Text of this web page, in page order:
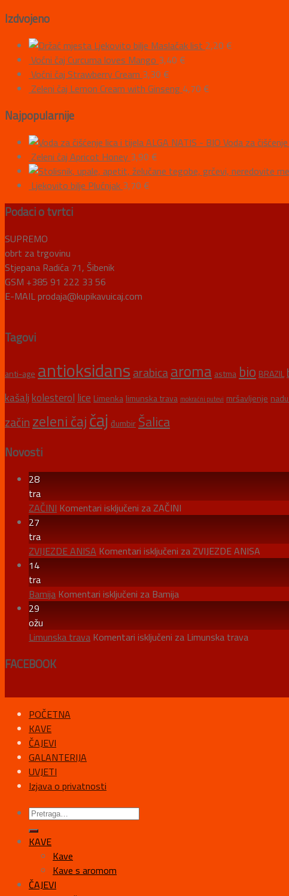
Izdvojeno
Ljekovito bilje Maslačak list 2,20 €
Voćni čaj Curcuma loves Mango 3,40 €
Voćni čaj Strawberry Cream 3,30 €
Zeleni čaj Lemon Cream with Ginseng 4,70 €
Najpopularnije
ALGA NATIS - BIO Voda za
Zeleni čaj Apricot Honey 3,90 €
Ljekovito bilje Plućnjak 3,70 €
Podaci o tvrtci
SUPREMO
obrt za trgovinu
Stjepana Radića 71, Šibenik
GSM +385 91 222 33 56
E-MAIL prodaja@kupikavuicaj.com
Tagovi
anti-age antioksidans arabicaaroma astma bio BRAZIL
kašaljkolesterol lice Limenka limunska trava mokraćni putevi mršavljenje
začin zeleni čajčaj đumbir Šalica
Novosti
28
tra
ZAČINI Komentari isključeni za ZAČINI
27
tra
ZVIJEZDE ANISA Komentari isključeni za ZVIJEZDE ANISA
14
tra
Bamija Komentari isključeni za Bamija
29
ožu
Limunska trava Komentari isključeni za Limunska trava
FACEBOOK
POČETNA
KAVE
ČAJEVI
GALANTERIJA
UVJETI
Izjava o privatnosti
KAVE
Kave
Kave s aromom
ČAJEVI